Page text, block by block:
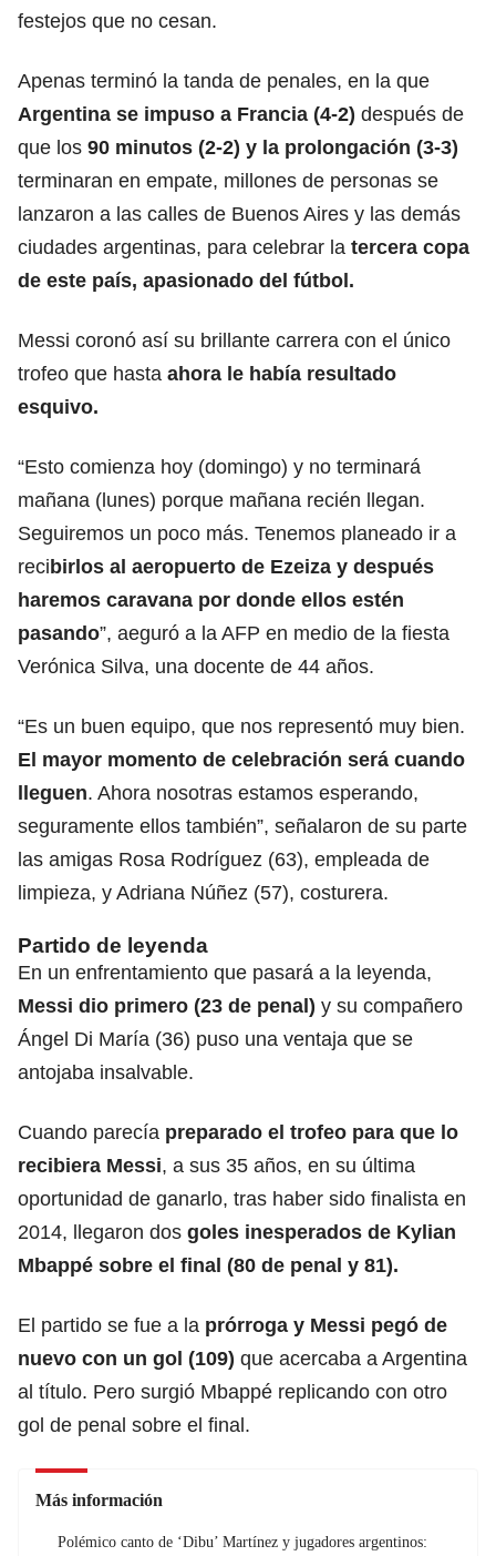
festejos que no cesan.
Apenas terminó la tanda de penales, en la que
Argentina se impuso a Francia (4-2) después de
que los 90 minutos (2-2) y la prolongación (3-3)
terminaran en empate, millones de personas se
lanzaron a las calles de Buenos Aires y las demás
ciudades argentinas, para celebrar la tercera copa
de este país, apasionado del fútbol.
Messi coronó así su brillante carrera con el único
trofeo que hasta ahora le había resultado
esquivo.
“Esto comienza hoy (domingo) y no terminará
mañana (lunes) porque mañana recién llegan.
Seguiremos un poco más. Tenemos planeado ir a
recibirlos al aeropuerto de Ezeiza y después
haremos caravana por donde ellos estén
pasando”, aeguró a la AFP en medio de la fiesta
Verónica Silva, una docente de 44 años.
“Es un buen equipo, que nos representó muy bien.
El mayor momento de celebración será cuando
lleguen. Ahora nosotras estamos esperando,
seguramente ellos también”, señalaron de su parte
las amigas Rosa Rodríguez (63), empleada de
limpieza, y Adriana Núñez (57), costurera.
Partido de leyenda
En un enfrentamiento que pasará a la leyenda,
Messi dio primero (23 de penal) y su compañero
Ángel Di María (36) puso una ventaja que se
antojaba insalvable.
Cuando parecía preparado el trofeo para que lo
recibiera Messi, a sus 35 años, en su última
oportunidad de ganarlo, tras haber sido finalista en
2014, llegaron dos goles inesperados de Kylian
Mbappé sobre el final (80 de penal y 81).
El partido se fue a la prórroga y Messi pegó de
nuevo con un gol (109) que acercaba a Argentina
al título. Pero surgió Mbappé replicando con otro
gol de penal sobre el final.
Más información
Polémico canto de ‘Dibu’ Martínez y jugadores argentinos: